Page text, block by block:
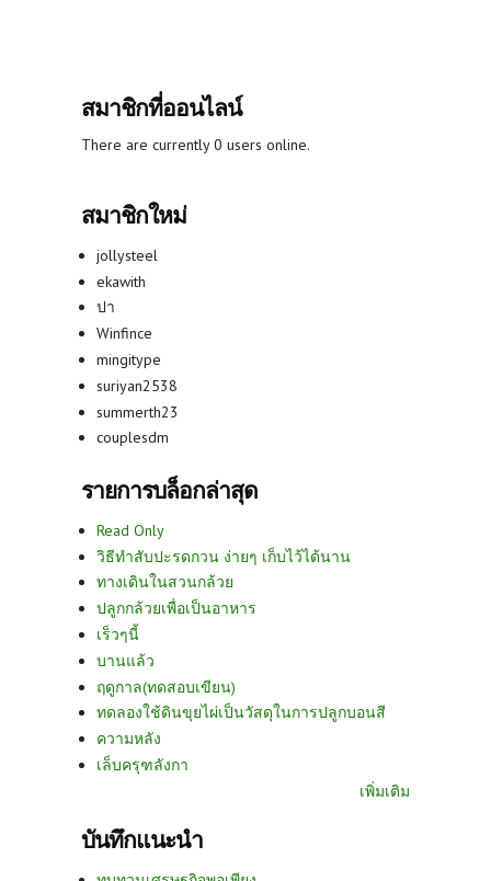
สมาชิกที่ออนไลน์
There are currently 0 users online.
สมาชิกใหม่
jollysteel
ekawith
ปา
Winfince
mingitype
suriyan2538
summerth23
couplesdm
รายการบล็อกล่าสุด
Read Only
วิธีทำสับปะรดกวน ง่ายๆ เก็บไว้ได้นาน
ทางเดินในสวนกล้วย
ปลูกกล้วยเพื่อเป็นอาหาร
เร็วๆนี้
บานแล้ว
ฤดูกาล(ทดสอบเขียน)
ทดลองใช้ดินขุยไผ่เป็นวัสดุในการปลูกบอนสี
ความหลัง
เล็บครุฑลังกา
เพิ่มเติม
บันทึกแนะนำ